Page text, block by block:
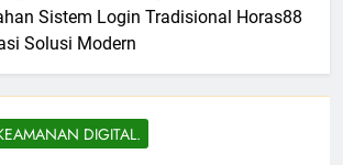
Sistem Login Tradisional Horas88
Solusi Modern
DIGITAL.